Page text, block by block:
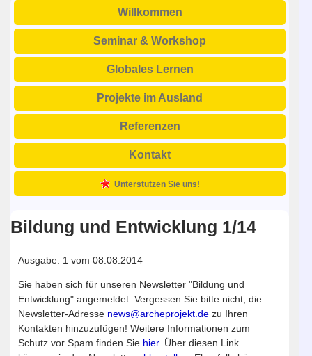
Willkommen
Seminar & Workshop
Globales Lernen
Projekte im Ausland
Referenzen
Kontakt
Unterstützen Sie uns!
Bildung und Entwicklung 1/14
Ausgabe: 1 vom 08.08.2014
Sie haben sich für unseren Newsletter "Bildung und
Entwicklung" angemeldet. Vergessen Sie bitte nicht, die
Newsletter-Adresse news@archeprojekt.de zu Ihren
Kontakten hinzuzufügen! Weitere Informationen zum
Schutz vor Spam finden Sie hier. Über diesen Link